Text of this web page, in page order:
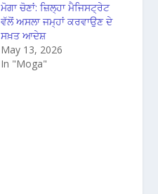
ਮੋਗਾ ਚੋਣਾਂ: ਜ਼ਿਲ੍ਹਾ ਮੈਜਿਸਟ੍ਰੇਟ
ਵੱਲੋਂ ਅਸਲਾ ਜਮ੍ਹਾਂ ਕਰਵਾਉਣ ਦੇ
ਸਖ਼ਤ ਆਦੇਸ਼
May 13, 2026
In "Moga"